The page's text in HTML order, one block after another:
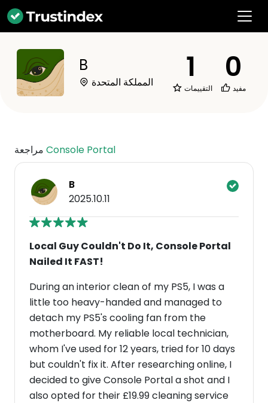
B
المملكة المتحدة 1
التقييمات
0
مفيد
Console Portal
B
2025.10.11
Local Guy Couldn't Do It, Console Portal
Nailed It FAST!
During an interior clean of my PS5, I was a
little too heavy-handed and managed to
detach my PS5's cooling fan from the
motherboard. My reliable local technician,
whom I've used for 12 years, tried for 10 days
but couldn't fix it. After researching online, I
decided to give Console Portal a shot and I
also opted for their £19.99 cleaning service